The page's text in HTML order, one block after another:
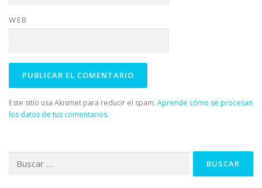
WEB
Este sitio usa Akismet para reducir el spam. Aprende cómo se procesan
los datos de tus comentarios.